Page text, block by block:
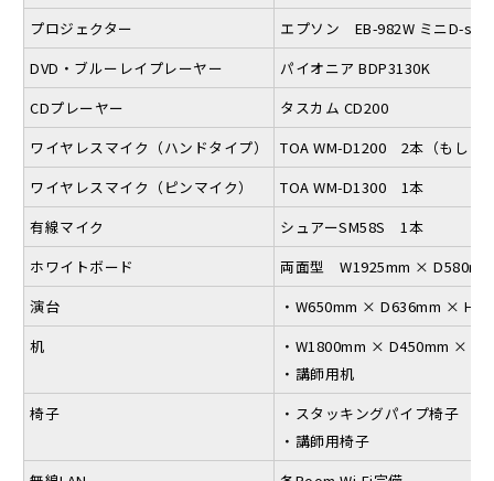
プロジェクター
エプソン EB-982W ミニD-
DVD・ブルーレイプレーヤー
パイオニア BDP3130K
CDプレーヤー
タスカム CD200
ワイヤレスマイク（ハンドタイプ）
TOA WM-D1200 2本（もしく
ワイヤレスマイク（ピンマイク）
TOA WM-D1300 1本
有線マイク
シュアーSM58S 1本
ホワイトボード
両面型 W1925mm ×
演台
・W650mm × D636mm ×
机
・W1800mm × D450mm ×
・講師用机
椅子
・スタッキングパイプ椅子
・講師用椅子